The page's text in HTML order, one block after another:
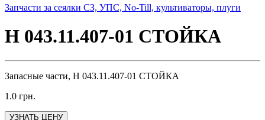
Запчасти за сеялки СЗ, УПС, No-Till, культиваторы, плуги
Н 043.11.407-01 СТОЙКА
Запасные части, Н 043.11.407-01 СТОЙКА
1.0 грн.
УЗНАТЬ ЦЕНУ